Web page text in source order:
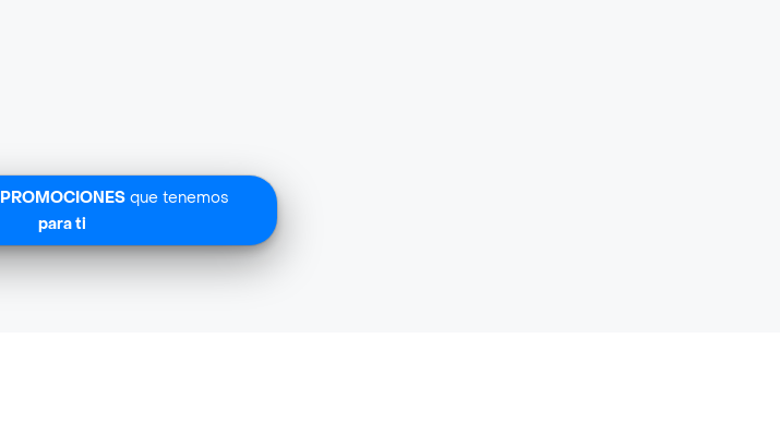
PROMOCIONES que tenemos
para ti